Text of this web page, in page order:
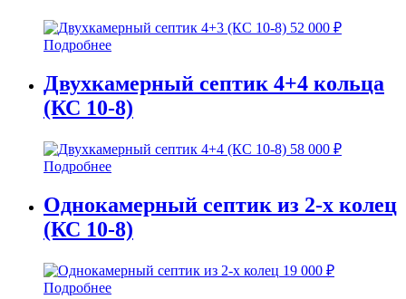
52 000 ₽
Подробнее
Двухкамерный септик 4+4 кольца
(КС 10-8)
58 000 ₽
Подробнее
Однокамерный септик из 2-х колец
(КС 10-8)
19 000 ₽
Подробнее